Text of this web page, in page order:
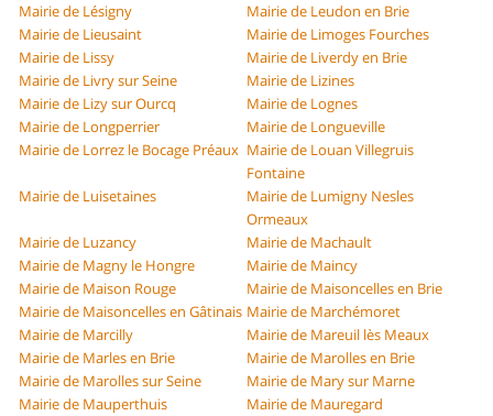
Mairie de Lésigny
Mairie de Leudon en Brie
Mairie de Lieusaint
Mairie de Limoges Fourches
Mairie de Lissy
Mairie de Liverdy en Brie
Mairie de Livry sur Seine
Mairie de Lizines
Mairie de Lizy sur Ourcq
Mairie de Lognes
Mairie de Longperrier
Mairie de Longueville
Mairie de Lorrez le Bocage Préaux Mairie de Louan Villegruis
Fontaine
Mairie de Luisetaines
Mairie de Lumigny Nesles
Ormeaux
Mairie de Luzancy
Mairie de Machault
Mairie de Magny le Hongre
Mairie de Maincy
Mairie de Maison Rouge
Mairie de Maisoncelles en Brie
Mairie de Maisoncelles en Gâtinais Mairie de Marchémoret
Mairie de Marcilly
Mairie de Mareuil lès Meaux
Mairie de Marles en Brie
Mairie de Marolles en Brie
Mairie de Marolles sur Seine
Mairie de Mary sur Marne
Mairie de Mauperthuis
Mairie de Mauregard